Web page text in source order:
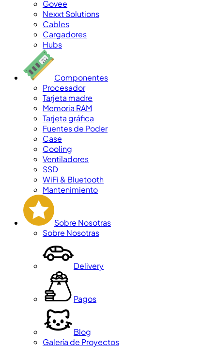
Govee
Nexxt Solutions
Cables
Cargadores
Hubs
Componentes
Procesador
Tarjeta madre
Memoria RAM
Tarjeta gráfica
Fuentes de Poder
Case
Cooling
Ventiladores
SSD
WiFi & Bluetooth
Mantenimiento
Sobre Nosotras
Sobre Nosotras
Delivery
Pagos
Blog
Galería de Proyectos